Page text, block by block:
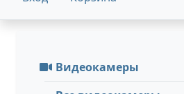
Видеокамеры